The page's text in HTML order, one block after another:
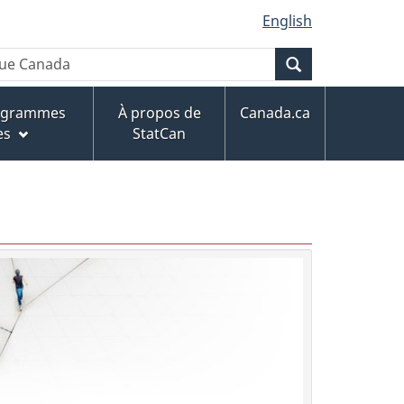
English
À propos de
StatCan
Canada.ca